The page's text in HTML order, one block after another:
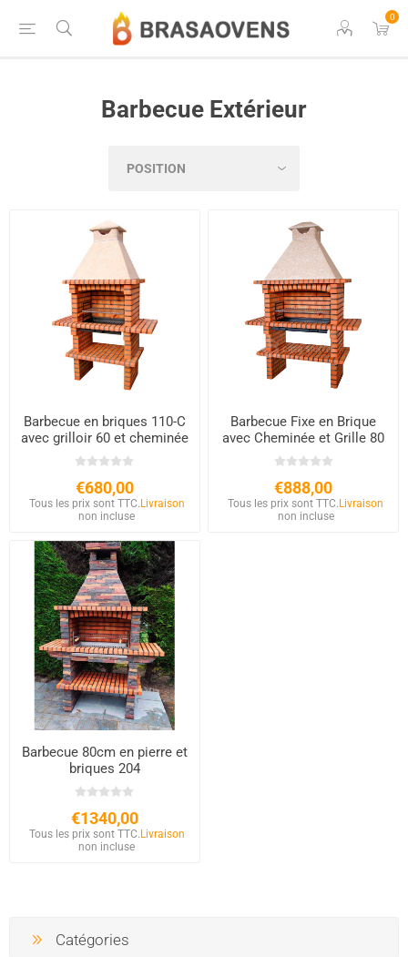
0
Barbecue Extérieur
Barbecue en briques 110-C
avec grilloir 60 et cheminée
€680,00
Tous les prix sont TTC.Livraison
non incluse
Barbecue Fixe en Brique
avec Cheminée et Grille 80
cm
€888,00
Tous les prix sont TTC.Livraison
non incluse
Barbecue 80cm en pierre et
briques 204
€1340,00
Tous les prix sont TTC. Livraison
non incluse
Catégories